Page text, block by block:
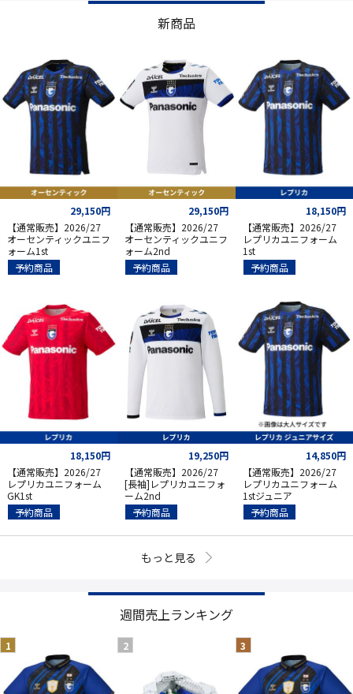
新商品
29,150円
【通常販売】2026/27
オーセンティックユニフ
ォーム1st
予約商品
29,150円
【通常販売】2026/27
オーセンティックユニフ
ォーム2nd
予約商品
18,150円
【通常販売】2026/27
レプリカユニフォーム
1st
予約商品
18,150円
【通常販売】2026/27
レプリカユニフォーム
GK1st
予約商品
19,250円
【通常販売】2026/27
[長袖]レプリカユニフォ
ーム2nd
予約商品
14,850円
【通常販売】2026/27
レプリカユニフォーム
1stジュニア
予約商品
もっと見る
週間売上ランキング